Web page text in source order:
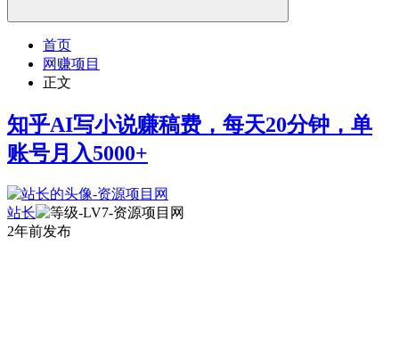
首页
网赚项目
正文
知乎AI写小说赚稿费，每天20分钟，单
账号月入5000+
站长
2年前发布